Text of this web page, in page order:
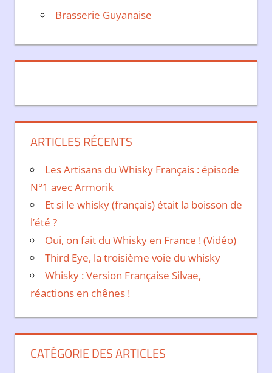
Brasserie Guyanaise
ARTICLES RÉCENTS
Les Artisans du Whisky Français : épisode
N°1 avec Armorik
Et si le whisky (français) était la boisson de
l’été ?
Oui, on fait du Whisky en France ! (Vidéo)
Third Eye, la troisième voie du whisky
Whisky : Version Française Silvae,
réactions en chênes !
CATÉGORIE DES ARTICLES